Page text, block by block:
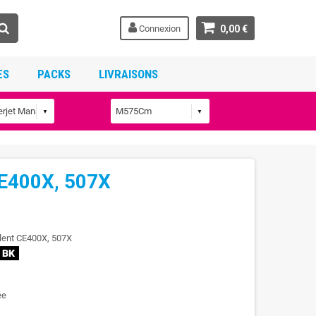
0,00 €
Connexion
PACKS LIVRAISONS
507X
CE400X, 507X